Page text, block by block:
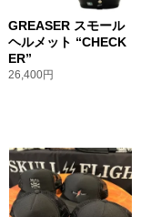
GREASER スモール
ヘルメット “CHECK
ER”
26,400円